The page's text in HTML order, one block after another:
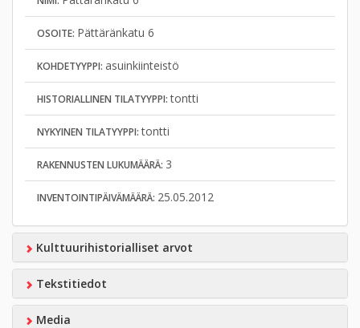
OSOITE: Pättäränkatu 6
KOHDETYYPPI: asuinkiinteistö
HISTORIALLINEN TILATYYPPI:tontti
NYKYINEN TILATYYPPI:tontti
RAKENNUSTEN LUKUMÄÄRÄ: 3
INVENTOINTIPÄIVÄMÄÄRÄ: 25.05.2012
Kulttuurihistorialliset arvot
Tekstitiedot
Media